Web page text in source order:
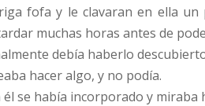
fofa y le clavaran en ella
muchas horas antes de
debía haberlo
hacer algo, y no podía.
se había incorporado y